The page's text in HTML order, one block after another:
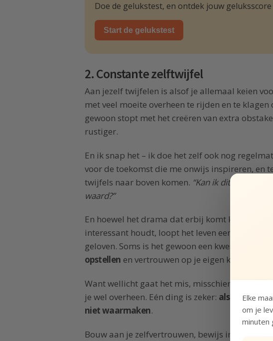
Doe de gelukstest, en ontdek jouw
Start de gelukstest
2. Constante zelftwijfel
Aan jezelf twijfelen is alsof je allemaal keien
met veel moeite overheen te rijden en te
gewoon stopt met het creëren van extra
rustiger.
En ik snap het – ik doe het zelf ook nog
voor de toekomst die me onwijs inspireren, en
twijfels naar boven komen. “Kan ik dit wel? Is
waard?”
En hoewel het drama dat erbij komt kijken het
interessant houdt, loopt het leven een stuk
geloven. Soms is het gewoon een kwestie van
opstellen en vertrouwen op je eigen kracht.
Want wellicht gaat het mis, misschien ga je
je wel overheen. Eén ding is zeker: als je niets
niet waarmaken.
Bouw aan je zelfvertrouwen, bewijs in kleine
Elke
om je
minuten